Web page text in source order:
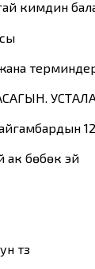
кимдин
жана
ак бөбөк эй